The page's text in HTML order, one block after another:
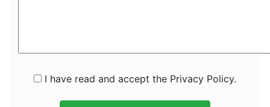
I have read and accept the Privacy Policy.